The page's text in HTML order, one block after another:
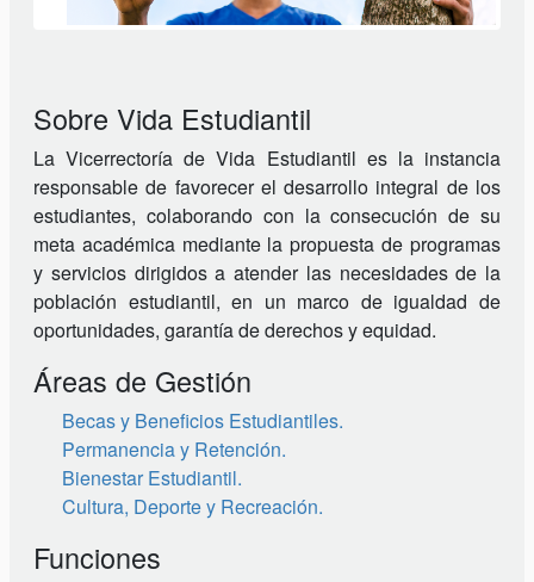
Sobre Vida Estudiantil
La Vicerrectoría de Vida Estudiantil es la instancia
responsable de favorecer el desarrollo integral de los
estudiantes, colaborando con la consecución de su
meta académica mediante la propuesta de programas
y servicios dirigidos a atender las necesidades de la
población estudiantil, en un marco de igualdad de
oportunidades, garantía de derechos y equidad.
Áreas de Gestión
Becas y Beneficios Estudiantiles.
Permanencia y Retención.
Bienestar Estudiantil.
Cultura, Deporte y Recreación.
Funciones